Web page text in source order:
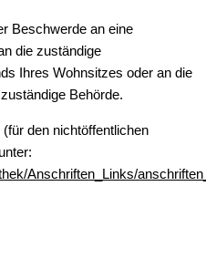
Beschwerde an eine
die zuständige
Ihres Wohnsitzes oder an die
Behörde.
den nichtöffentlichen
Anschriften_Links/